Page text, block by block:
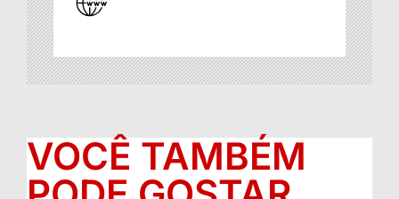
VOCÊ TAMBÉM